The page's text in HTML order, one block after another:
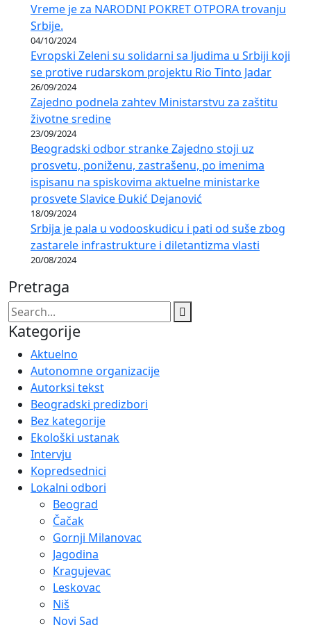
Vreme je za NARODNI POKRET OTPORA trovanju
Srbije.
04/10/2024
Evropski Zeleni su solidarni sa ljudima u Srbiji koji
se protive rudarskom projektu Rio Tinto Jadar
26/09/2024
Zajedno podnela zahtev Ministarstvu za zaštitu
životne sredine
23/09/2024
Beogradski odbor stranke Zajedno stoji uz
prosvetu, poniženu, zastrašenu, po imenima
ispisanu na spiskovima aktuelne ministarke
prosvete Slavice Đukić Dejanović
18/09/2024
Srbija je pala u vodooskudicu i pati od suše zbog
zastarele infrastrukture i diletantizma vlasti
20/08/2024
Pretraga
Kategorije
Aktuelno
Autonomne organizacije
Autorksi tekst
Beogradski predizbori
Bez kategorije
Ekološki ustanak
Intervju
Kopredsednici
Lokalni odbori
Beograd
Čačak
Gornji Milanovac
Jagodina
Kragujevac
Leskovac
Niš
Novi Sad